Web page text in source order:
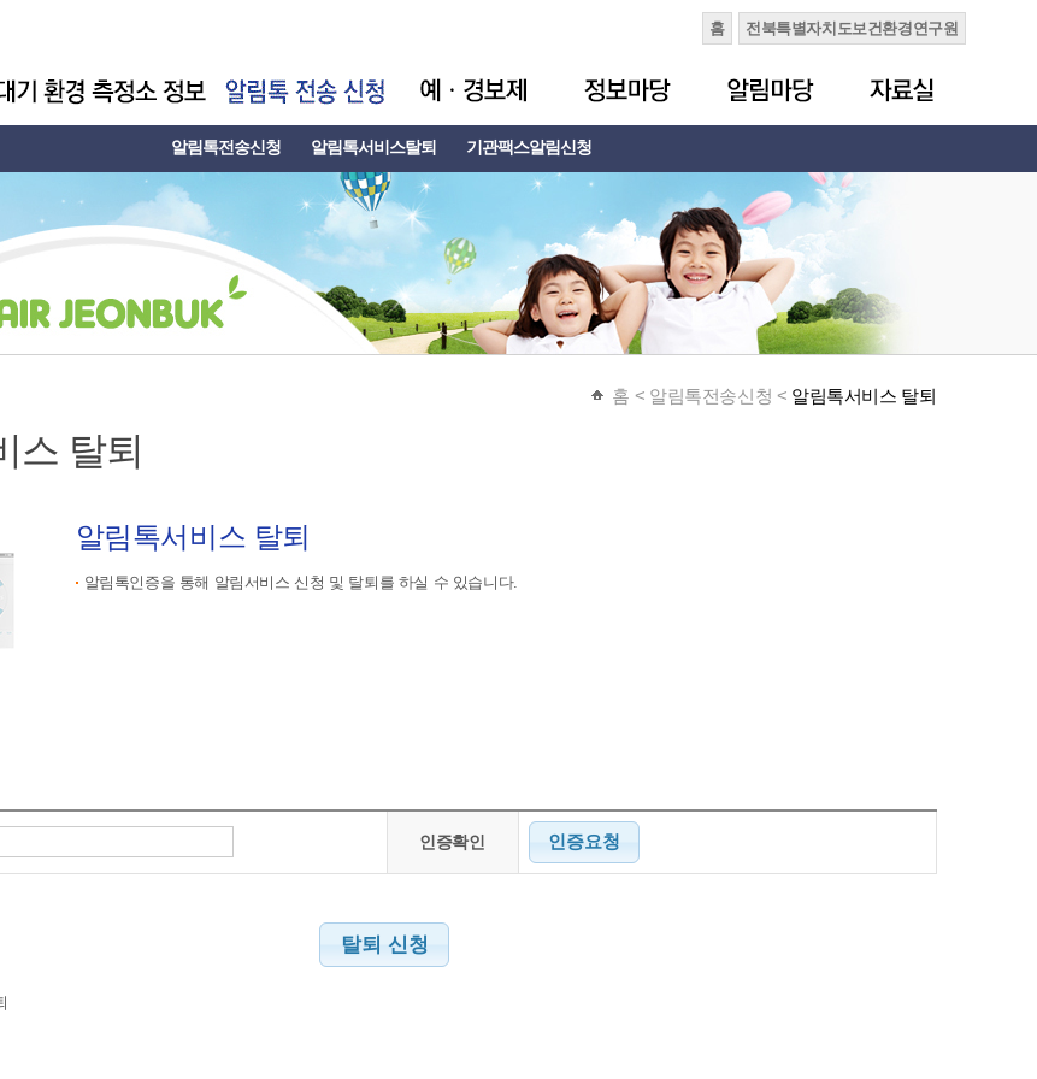
홈 전북특별자치도보건환경연구원
알림톡전송신청 알림톡서비스탈퇴 기관팩스알림신청
홈 < 알림톡전송신청 < 알림톡서비스 탈퇴
스 탈퇴
알림톡서비스 탈퇴
알림톡인증을 통해 알림서비스 신청 및 탈퇴를 하실 수 있습니다.
인증확인 인증요청
탈퇴 신청